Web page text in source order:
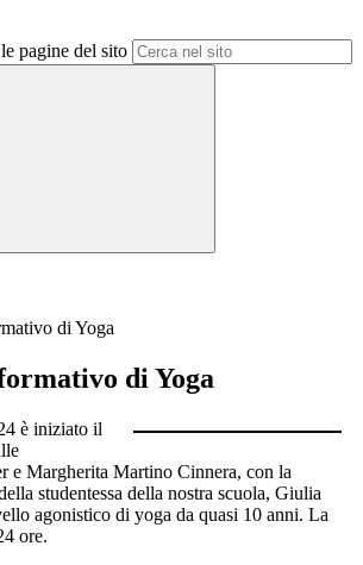
pagine del sito
di Yoga
di Yoga
è iniziato il
e Margherita Martino Cinnera, con la
studentessa della nostra scuola, Giulia
agonistico di yoga da quasi 10 anni. La
ore.